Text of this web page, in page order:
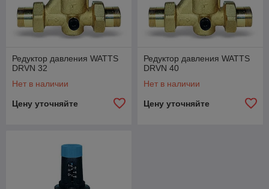
Редуктор давления WATTS
DRVN 32
Нет в наличии
Цену уточняйте
Редуктор давления WATTS
DRVN 40
Нет в наличии
Цену уточняйте